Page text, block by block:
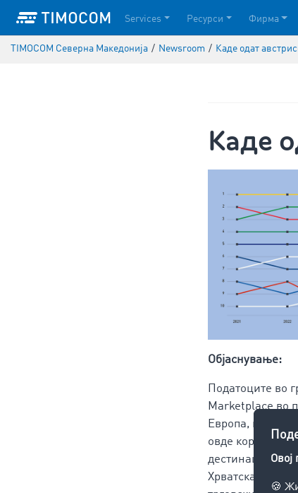
Services Ресурси Фирма
TIMOCOM Северна Македонија / Newsroom / Каде одат
Каде
Објаснување:
Податоците во
Marketplace во
Европа, кои
овде
дестинации во
Хрватска,